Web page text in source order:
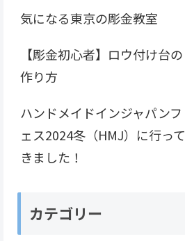
気になる東京の彫金教室
【彫金初心者】ロウ付け台の
作り方
ハンドメイドインジャパンフ
ェス2024冬（HMJ）に行って
きました！
カテゴリー